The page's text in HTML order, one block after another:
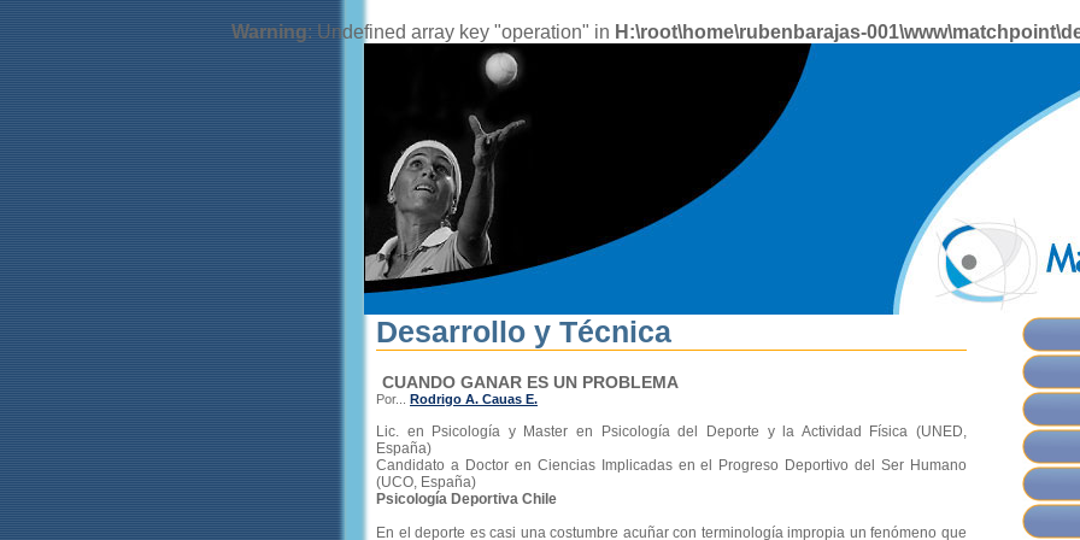
Warning: Undefined array key "operation" in H:\root\home\rubenbarajas-
Desarrollo y Técnica
CUANDO GANAR ES UN PROBLEMA
Por... Rodrigo A. Cauas E.
Lic. en Psicología y Master en Psicología del Deporte y la Actividad Física (UNED,
España)
Candidato a Doctor en Ciencias Implicadas en el Progreso Deportivo del Ser Humano
(UCO, España)
Psicología Deportiva Chile
En el deporte es casi una costumbre acuñar con terminología impropia un fenómeno que